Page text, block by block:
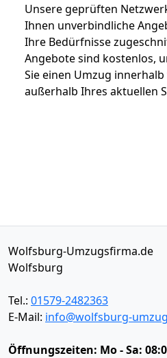
Unsere geprüften
Ihnen unverbindliche
Ihre Bedürfnisse
Angebote sind kostenlos,
Sie einen Umzug
außerhalb Ihres aktuellen
Wolfsburg-Umzugsfirma.de
Wolfsburg
Tel.: 01579-2482363
E-Mail: info@wolfsburg-
Öffnungszeiten: Mo - Sa: